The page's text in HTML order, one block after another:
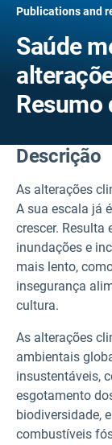
Publications and
Saúde
Resumo
Descrição
As alterações
A sua escala já
crescer. Resulta
inundações e
mais lento,
insegurança
cultura.
As alterações
ambientais
insustentáveis,
esgotamento
biodiversidade,
combustíveis